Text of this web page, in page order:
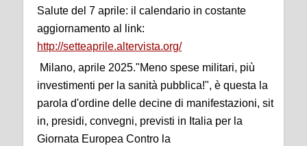
Salute del 7 aprile: il calendario in costante
aggiornamento al link:
http://setteaprile.altervista.org/
Milano, aprile 2025."Meno spese militari, più
investimenti per la sanità pubblica!", è questa la
parola d'ordine delle decine di manifestazioni, sit
in, presidi, convegni, previsti in Italia per la
Giornata Europea Contro la